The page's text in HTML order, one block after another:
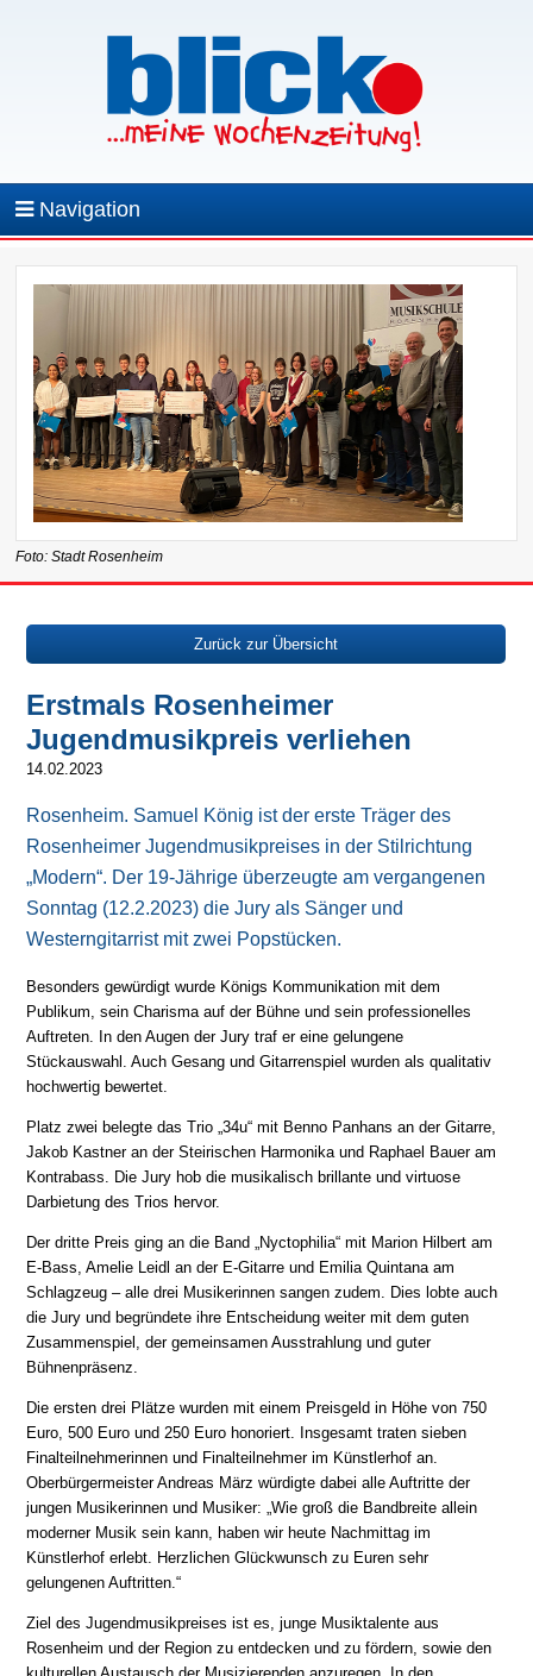
Navigation
Foto: Stadt Rosenheim
Zurück zur Übersicht
Erstmals Rosenheimer
Jugendmusikpreis verliehen
14.02.2023
Rosenheim. Samuel König ist der erste Träger des
Rosenheimer Jugendmusikpreises in der Stilrichtung
„Modern“. Der 19-Jährige überzeugte am vergangenen
Sonntag (12.2.2023) die Jury als Sänger und
Westerngitarrist mit zwei Popstücken.
Besonders gewürdigt wurde Königs Kommunikation mit dem
Publikum, sein Charisma auf der Bühne und sein professionelles
Auftreten. In den Augen der Jury traf er eine gelungene
Stückauswahl. Auch Gesang und Gitarrenspiel wurden als qualitativ
hochwertig bewertet.
Platz zwei belegte das Trio „34u“ mit Benno Panhans an der Gitarre,
Jakob Kastner an der Steirischen Harmonika und Raphael Bauer am
Kontrabass. Die Jury hob die musikalisch brillante und virtuose
Darbietung des Trios hervor.
Der dritte Preis ging an die Band „Nyctophilia“ mit Marion Hilbert am
E-Bass, Amelie Leidl an der E-Gitarre und Emilia Quintana am
Schlagzeug – alle drei Musikerinnen sangen zudem. Dies lobte auch
die Jury und begründete ihre Entscheidung weiter mit dem guten
Zusammenspiel, der gemeinsamen Ausstrahlung und guter
Bühnenpräsenz.
Die ersten drei Plätze wurden mit einem Preisgeld in Höhe von 750
Euro, 500 Euro und 250 Euro honoriert. Insgesamt traten sieben
Finalteilnehmerinnen und Finalteilnehmer im Künstlerhof an.
Oberbürgermeister Andreas März würdigte dabei alle Auftritte der
jungen Musikerinnen und Musiker: „Wie groß die Bandbreite allein
moderner Musik sein kann, haben wir heute Nachmittag im
Künstlerhof erlebt. Herzlichen Glückwunsch zu Euren sehr
gelungenen Auftritten.“
Ziel des Jugendmusikpreises ist es, junge Musiktalente aus
Rosenheim und der Region zu entdecken und zu fördern, sowie den